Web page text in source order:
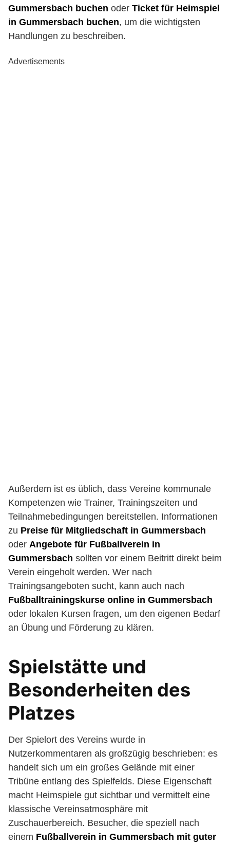
Gummersbach buchen oder Ticket für Heimspiel
in Gummersbach buchen, um die wichtigsten
Handlungen zu beschreiben.
Advertisements
Außerdem ist es üblich, dass Vereine kommunale
Kompetenzen wie Trainer, Trainingszeiten und
Teilnahmebedingungen bereitstellen. Informationen
zu Preise für Mitgliedschaft in Gummersbach
oder Angebote für Fußballverein in
Gummersbach sollten vor einem Beitritt direkt beim
Verein eingeholt werden. Wer nach
Trainingsangeboten sucht, kann auch nach
Fußballtrainingskurse online in Gummersbach
oder lokalen Kursen fragen, um den eigenen Bedarf
an Übung und Förderung zu klären.
Spielstätte und
Besonderheiten des
Platzes
Der Spielort des Vereins wurde in
Nutzerkommentaren als großzügig beschrieben: es
handelt sich um ein großes Gelände mit einer
Tribüne entlang des Spielfelds. Diese Eigenschaft
macht Heimspiele gut sichtbar und vermittelt eine
klassische Vereinsatmosphäre mit
Zuschauerbereich. Besucher, die speziell nach
einem Fußballverein in Gummersbach mit guter